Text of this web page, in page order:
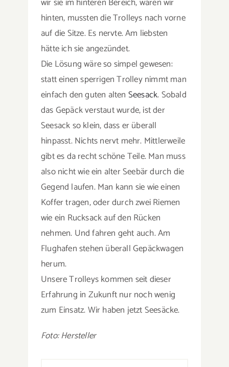
hinten, mussten die Trolleys nach vorne
auf die Sitze. Es nervte. Am liebsten
hätte ich sie angezündet.
Die Lösung wäre so simpel gewesen:
statt einen sperrigen Trolley nimmt man
einfach den guten alten Seesack. Sobald
das Gepäck verstaut wurde, ist der
Seesack so klein, dass er überall
hinpasst. Nichts nervt mehr. Mittlerweile
gibt es da recht schöne Teile. Man muss
also nicht wie ein alter Seebär durch die
Gegend laufen. Man kann sie wie einen
Koffer tragen, oder durch zwei Riemen
wie ein Rucksack auf den Rücken
nehmen. Und fahren geht auch. Am
Flughafen stehen überall Gepäckwagen
herum.
Unsere Trolleys kommen seit dieser
Erfahrung in Zukunft nur noch wenig
zum Einsatz. Wir haben jetzt Seesäcke.
Foto: Hersteller